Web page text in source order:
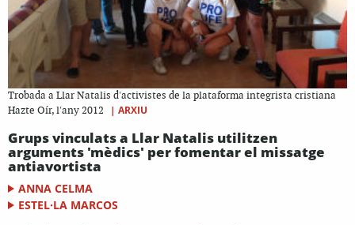
Trobada a Llar Natalis d'activistes de la plataforma integrista cristiana
Hazte Oír, l'any 2012
| ARXIU
Grups vinculats a Llar Natalis utilitzen
arguments 'mèdics' per fomentar el missatge
antiavortista
ANNA CELMA
ESTEL·LA MARCOS